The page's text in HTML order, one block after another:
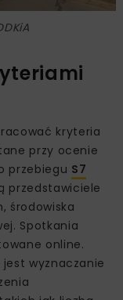
kryteria
przy ocenie
przebiegu S7
przedstawiciele
środowiska
Spotkania
online.
jest wyznaczanie